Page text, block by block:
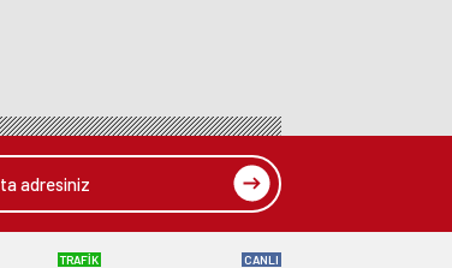
TRAFİK CANLI